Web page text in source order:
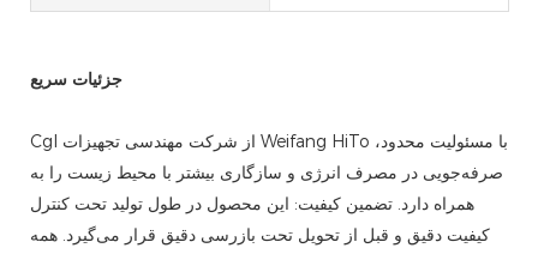
جزئیات سریع
Cgl از شرکت مهندسی تجهیزات Weifang HiTo با مسئولیت محدود،
صرفه‌جویی در مصرف انرژی و سازگاری بیشتر با محیط زیست را به
همراه دارد. تضمین کیفیت: این محصول در طول تولید تحت کنترل
کیفیت دقیق و قبل از تحویل تحت بازرسی دقیق قرار می‌گیرد. همه